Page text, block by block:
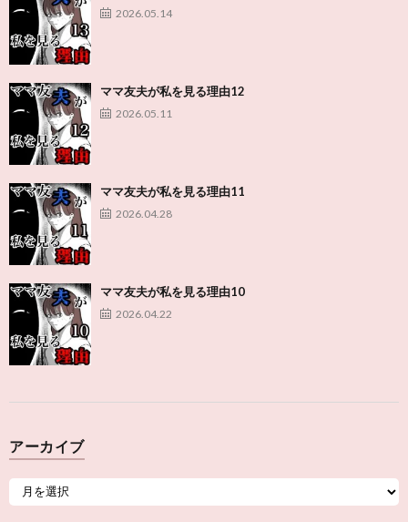
2026.05.14
ママ友夫が私を見る理由12
2026.05.11
ママ友夫が私を見る理由11
2026.04.28
ママ友夫が私を見る理由10
2026.04.22
アーカイブ